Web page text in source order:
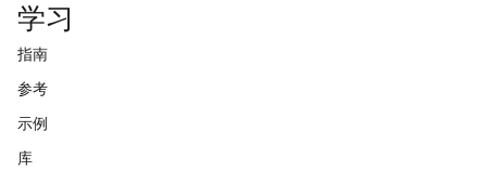
学习
指南
参考
示例
库